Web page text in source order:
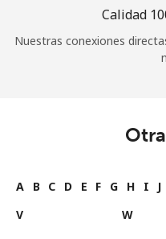
Calidad
Nuestras conexiones
A B C D E F G H I J
V
W